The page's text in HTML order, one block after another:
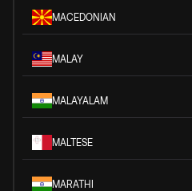
MACEDONIAN
MALAY
MALAYALAM
MALTESE
MARATHI